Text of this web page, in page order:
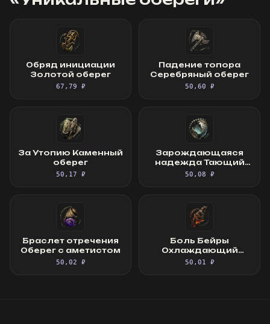
Обряд инициации
Золотой оберег
67,79 ₽
Падение топора
Серебряный оберег
50,60 ₽
За Утопию Каменный
оберег
50,17 ₽
Зарождающаяся
надежда Тающий
оберег
50,08 ₽
Браслет отречения
Оберег с аметистом
50,02 ₽
Боль Бейры
Охлаждающий
оберег
50,01 ₽